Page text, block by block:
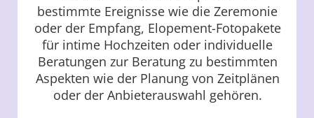
bestimmte Ereignisse wie die Zeremonie
oder der Empfang, Elopement-Fotopakete
für intime Hochzeiten oder individuelle
Beratungen zur Beratung zu bestimmten
Aspekten wie der Planung von Zeitplänen
oder der Anbieterauswahl gehören.